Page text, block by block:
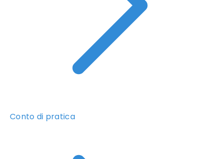
Conto di pratica